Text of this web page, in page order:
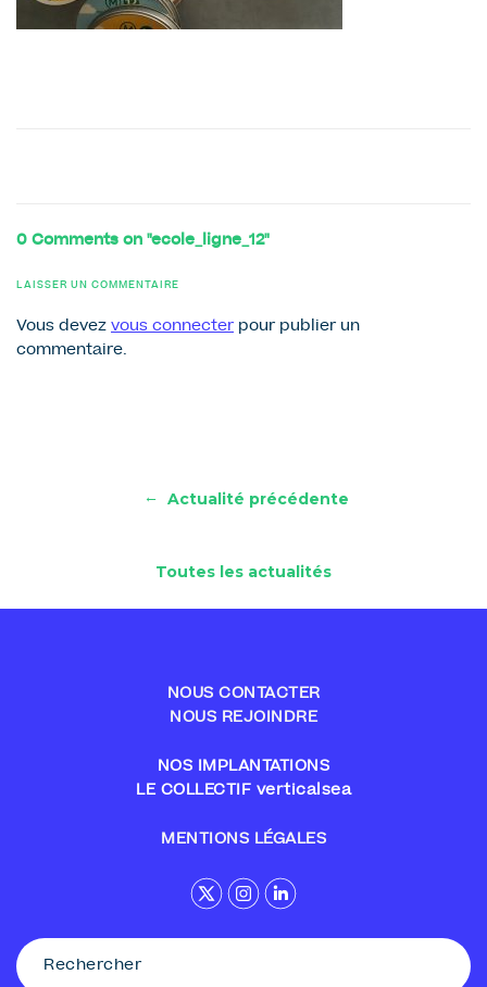
0 Comments on "ecole_ligne_12"
LAISSER UN COMMENTAIRE
Vous devez vous connecter pour publier un
commentaire.
← Actualité précédente
Toutes les actualités
NOUS CONTACTER
NOUS REJOINDRE
NOS IMPLANTATIONS
LE COLLECTIF verticalsea
MENTIONS LÉGALES